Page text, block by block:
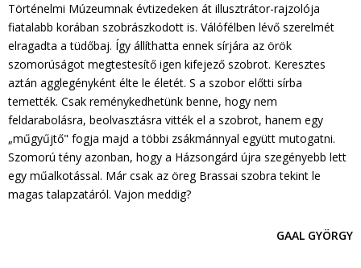
Történelmi Múzeumnak évtizedeken át illusztrátor-rajzolója
fiatalabb korában szobrászkodott is. Válófélben lévő szerelmét
elragadta a tüdőbaj. Így állíthatta ennek sírjára az örök
szomorúságot megtestesítő igen kifejező szobrot. Keresztes
aztán agglegényként élte le életét. S a szobor előtti sírba
temették. Csak reménykedhetünk benne, hogy nem
feldarabolásra, beolvasztásra vitték el a szobrot, hanem egy
„műgyűjtő" fogja majd a többi zsákmánnyal együtt mutogatni.
Szomorú tény azonban, hogy a Házsongárd újra szegényebb lett
egy műalkotással. Már csak az öreg Brassai szobra tekint le
magas talapzatáról. Vajon meddig?
GAAL GYÖRGY